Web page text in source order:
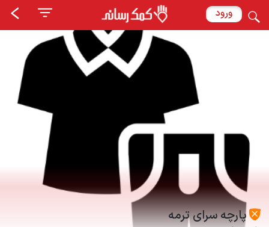
ورود
پارچه سرای ترمه